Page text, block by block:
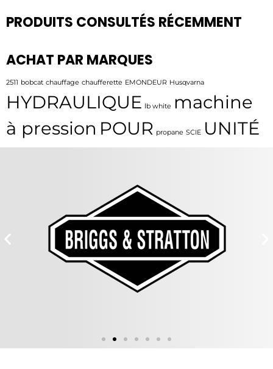
PRODUITS CONSULTÉS RÉCEMMENT
ACHAT PAR MARQUES
2511 bobcat chauffage chaufferette EMONDEUR Husqvarna
HYDRAULIQUE lb white machine
à pression POUR propane SCIE UNITÉ